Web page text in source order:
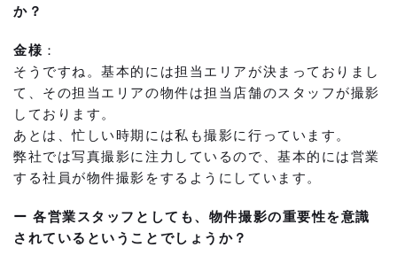
か？
金様 ：
そうですね。基本的には担当エリアが決まっておりまし
て、その担当エリアの物件は担当店舗のスタッフが撮影
しております。
あとは、忙しい時期には私も撮影に行っています。
弊社では写真撮影に注力しているので、基本的には営業
する社員が物件撮影をするようにしています。
ー 各営業スタッフとしても、物件撮影の重要性を意識
されているということでしょうか？